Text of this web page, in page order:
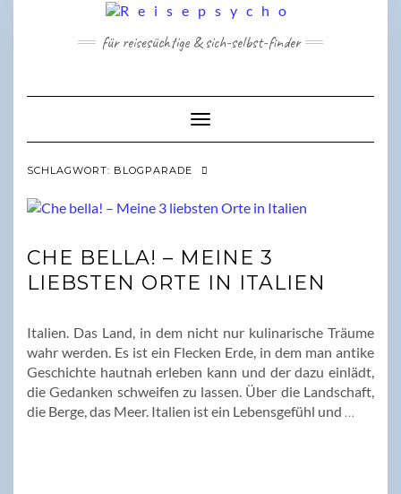
für reisesüchtige & sich-selbst-finder
Toggle Navigation
SCHLAGWORT: BLOGPARADE
CHE BELLA! – MEINE 3
LIEBSTEN ORTE IN ITALIEN
Italien. Das Land, in dem nicht nur kulinarische Träume
wahr werden. Es ist ein Flecken Erde, in dem man antike
Geschichte hautnah erleben kann und der dazu einlädt,
die Gedanken schweifen zu lassen. Über die Landschaft,
die Berge, das Meer. Italien ist ein Lebensgefühl und